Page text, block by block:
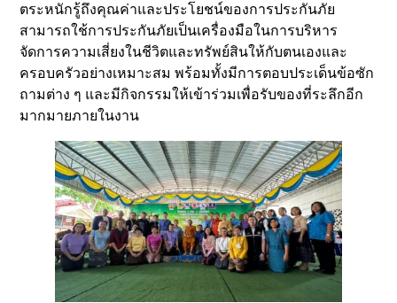
ตระหนักรู้ถึงคุณค่าและประโยชน์ของการประกันภัย
สามารถใช้การประกันภัยเป็นเครื่องมือในการบริหาร
จัดการความเสี่ยงในชีวิตและทรัพย์สินให้กับตนเองและ
ครอบครัวอย่างเหมาะสม พร้อมทั้งมีการตอบประเด็นข้อซัก
ถามต่าง ๆ และมีกิจกรรมให้เข้าร่วมเพื่อรับของที่ระลึกอีก
มากมายภายในงาน